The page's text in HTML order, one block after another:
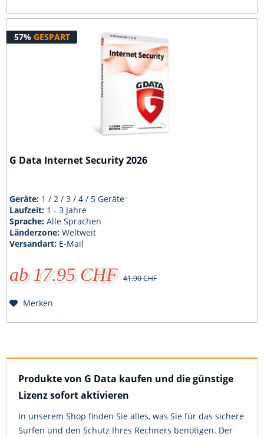
57% GESPART
G Data Internet Security 2026
Geräte: 1 / 2 / 3 / 4 / 5 Geräte
Laufzeit: 1 - 3 Jahre
Sprache:Alle Sprachen
Länderzone:Weltweit
Versandart: E-Mail
ab 17.95 CHF 41.90 CHF
Merken
Produkte von G Data kaufen und die günstige
Lizenz sofort aktivieren
In unserem Shop finden Sie alles, was Sie für das sichere
Surfen und den Schutz Ihres Rechners benötigen. Der